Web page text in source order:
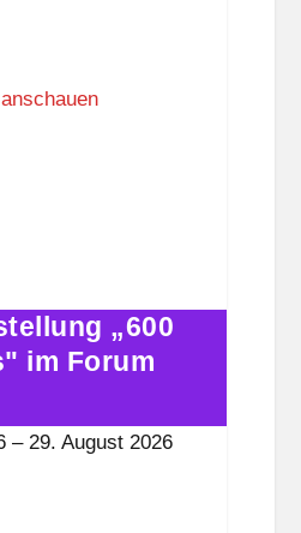
„600
im Forum
–29. August 2026